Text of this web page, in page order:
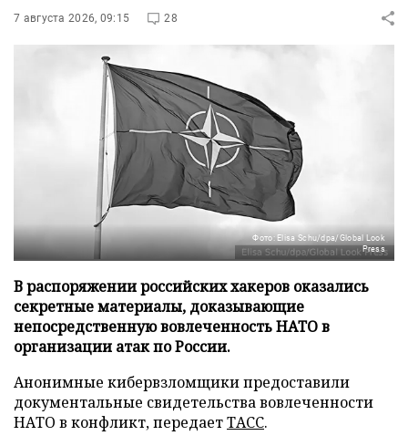
7 августа 2026, 09:15 28
Фото: Elisa Schu/dpa/Global Look
Press
В распоряжении российских хакеров оказались
секретные материалы, доказывающие
непосредственную вовлеченность НАТО в
организации атак по России.
Анонимные кибервзломщики предоставили
документальные свидетельства вовлеченности
НАТО в конфликт, передаетТАСС.